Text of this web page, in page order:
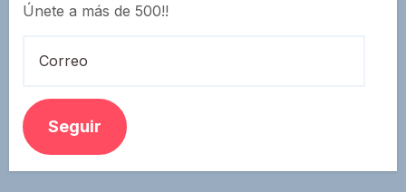
Únete a más de 500!!
Seguir